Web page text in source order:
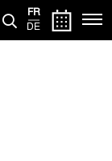
FR
DE